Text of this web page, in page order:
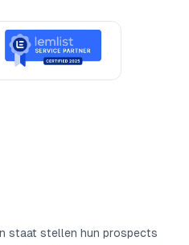
staat stellen hun prospects